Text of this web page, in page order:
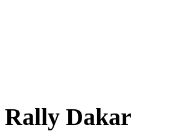
Rally Dakar